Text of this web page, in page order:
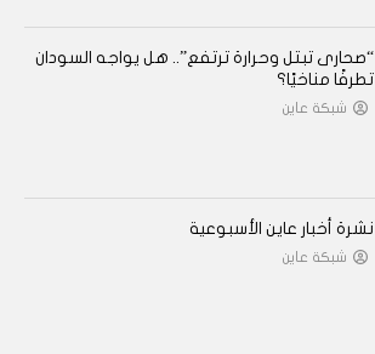
“صحارى تبتل وحرارة ترتفع”.. هل يواجه السودان
تطرفًا مناخيًا؟
شبكة عاين
نشرة أخبار عاين الأسبوعية
شبكة عاين